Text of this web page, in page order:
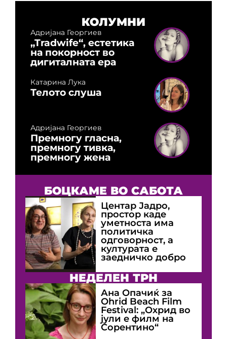
КОЛУМНИ
Адријана Георгиев
„Tradwife“, естетика
на покорност во
дигиталната ера
Катарина Лука
Телото слуша
Адријана Георгиев
Премногу гласна,
премногу тивка,
премногу жена
БОЦКАМЕ ВО САБОТА
Центар Јадро,
простор каде
уметноста има
политичка
одговорност, а
културата е
заедничко добро
НЕДЕЛЕН ТРН
Ана Опачиќ за
Оhrid Beach Film
Festival: „Охрид во
јули е филм на
Сорентино“